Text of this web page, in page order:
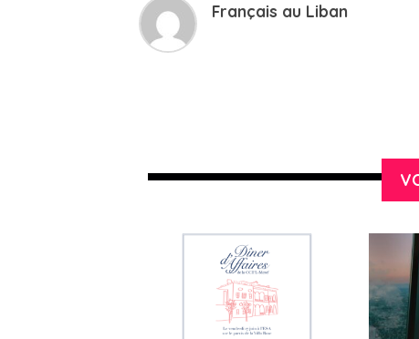
Français au Liban